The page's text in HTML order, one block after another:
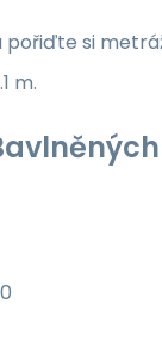
si
m.